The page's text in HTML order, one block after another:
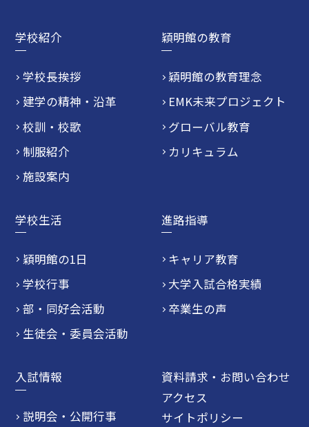
学校紹介
学校長挨拶
建学の精神・沿革
校訓・校歌
制服紹介
施設案内
穎明館の教育
穎明館の教育理念
EMK未来プロジェクト
グローバル教育
カリキュラム
学校生活
穎明館の1日
学校行事
部・同好会活動
生徒会・委員会活動
進路指導
キャリア教育
大学入試合格実績
卒業生の声
入試情報
説明会・公開行事
資料請求・お問い合わせ
アクセス
サイトポリシー